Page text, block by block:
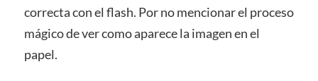
correcta con el flash. Por no mencionar el proceso
mágico de ver como aparece la imagen en el
papel.